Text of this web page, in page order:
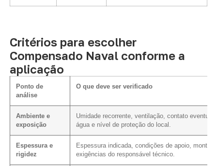
Critérios para escolher
Compensado Naval conforme a
aplicação
Ponto de
análise
O que deve ser verificado
Ambiente e
exposição
Umidade recorrente, ventilação, contato eventual
água e nível de proteção do local.
Espessura e
rigidez
Espessura indicada, condições de apoio,
exigências do responsável técnico.